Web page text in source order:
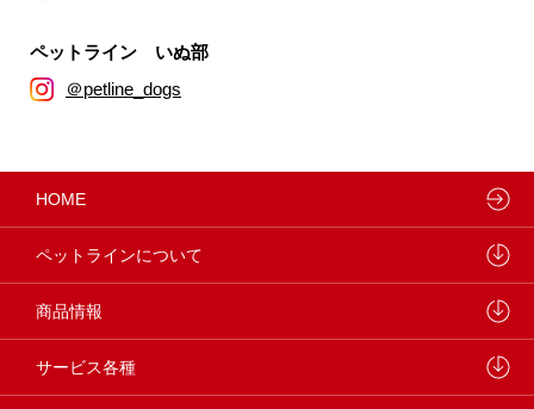
ペットライン いぬ部
＠petline_dogs
HOME
ペットラインについて
ペットラインが大切にしていること
研究開発センターについて
商品情報
ドッグフード
サービス各種